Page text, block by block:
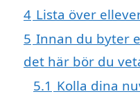
4 Lista över
5 Innan du byter
det här bör du
5.1 Kolla dina